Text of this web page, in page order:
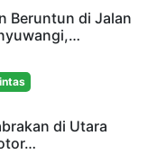
Beruntun di Jalan
di Utara